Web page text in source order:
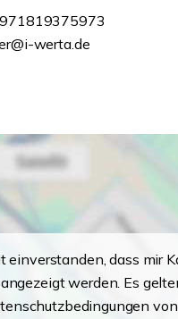
werta.de
einverstanden, dass mir
angezeigt werden. Es